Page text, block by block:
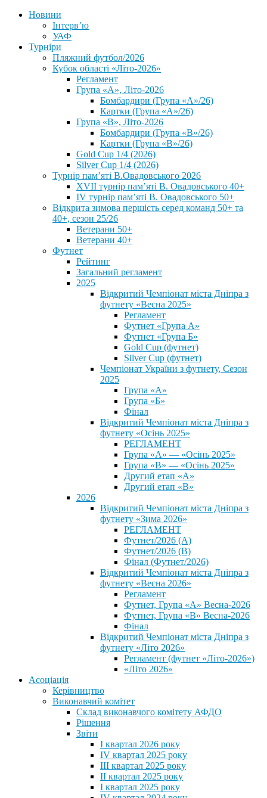
Новини
Інтерв’ю
УАФ
Турніри
Пляжний футбол/2026
Кубок області «Літо-2026»
Регламент
Група «А», Літо-2026
Бомбардири (Група «А»/26)
Картки (Група «А»/26)
Група «В», Літо-2026
Бомбардири (Група «В»/26)
Картки (Група «В»/26)
Gold Cup 1/4 (2026)
Silver Cup 1/4 (2026)
Турнір пам’яті В.Овадовського 2026
XVII турнір пам’яті В. Овадовського 40+
IV турнір пам’яті В. Овадовського 50+
Відкрита зимова першість серед команд 50+ та
40+, сезон 25/26
Ветерани 50+
Ветерани 40+
Футнет
Рейтинг
Загальний регламент
2025
Відкритий Чемпіонат міста Дніпра з
футнету «Весна 2025»
Регламент
Футнет «Група А»
Футнет «Група Б»
Gold Cup (футнет)
Silver Cup (футнет)
Чемпіонат України з футнету, Сезон
2025
Група «А»
Група «Б»
Фінал
Відкритий Чемпіонат міста Дніпра з
футнету «Осінь 2025»
РЕГЛАМЕНТ
Група «А» — «Осінь 2025»
Група «В» — «Осінь 2025»
Другий етап «А»
Другий етап «В»
2026
Відкритий Чемпіонат міста Дніпра з
футнету «Зима 2026»
РЕГЛАМЕНТ
Футнет/2026 (А)
Футнет/2026 (В)
Фінал (Футнет/2026)
Відкритий Чемпіонат міста Дніпра з
футнету «Весна 2026»
Регламент
Футнет, Група «А» Весна-2026
Футнет, Група «В» Весна-2026
Фінал
Відкритий Чемпіонат міста Дніпра з
футнету «Літо 2026»
Регламент (футнет «Літо-2026»)
«Літо 2026»
Асоціація
Керівництво
Виконавчий комітет
Склад виконавчого комітету АФДО
Рішення
Звіти
I квартал 2026 року
IV квартал 2025 року
III квартал 2025 року
II квартал 2025 року
I квартал 2025 року